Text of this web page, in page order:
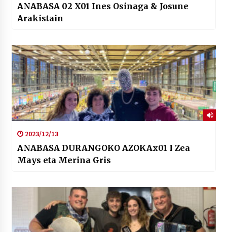
ANABASA 02 X01 Ines Osinaga & Josune
Arakistain
2023/12/13
ANABASA DURANGOKO AZOKAx01 I Zea
Mays eta Merina Gris